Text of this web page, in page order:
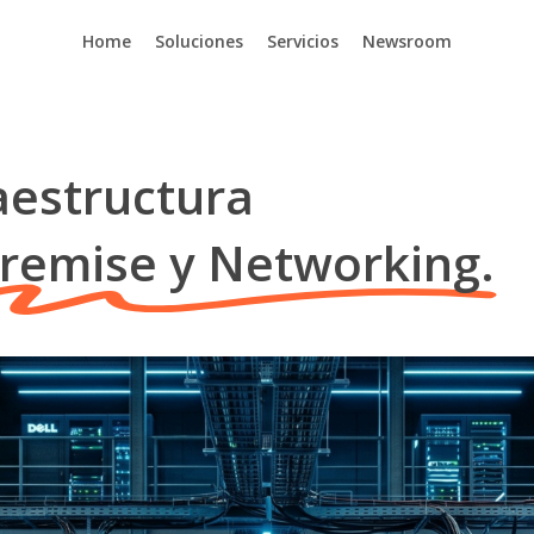
Home Soluciones Servicios Newsroom
y Networking.